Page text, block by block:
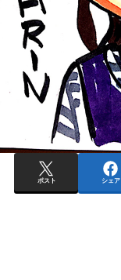
ポスト シェア